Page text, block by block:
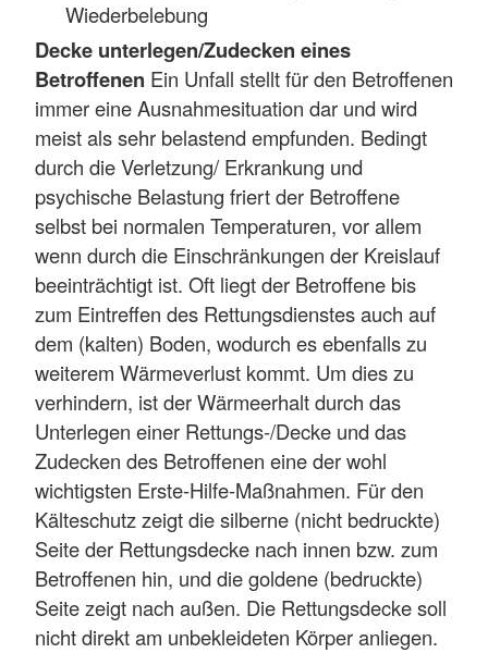
Wiederbelebung
Decke unterlegen/Zudecken eines
Betroffenen Ein Unfall stellt für den Betroffenen
immer eine Ausnahmesituation dar und wird
meist als sehr belastend empfunden. Bedingt
durch die Verletzung/ Erkrankung und
psychische Belastung friert der Betroffene
selbst bei normalen Temperaturen, vor allem
wenn durch die Einschränkungen der Kreislauf
beeinträchtigt ist. Oft liegt der Betroffene bis
zum Eintreffen des Rettungsdienstes auch auf
dem (kalten) Boden, wodurch es ebenfalls zu
weiterem Wärmeverlust kommt. Um dies zu
verhindern, ist der Wärmeerhalt durch das
Unterlegen einer Rettungs-/Decke und das
Zudecken des Betroffenen eine der wohl
wichtigsten Erste-Hilfe-Maßnahmen. Für den
Kälteschutz zeigt die silberne (nicht bedruckte)
Seite der Rettungsdecke nach innen bzw. zum
Betroffenen hin, und die goldene (bedruckte)
Seite zeigt nach außen. Die Rettungsdecke soll
nicht direkt am unbekleideten Körper anliegen.